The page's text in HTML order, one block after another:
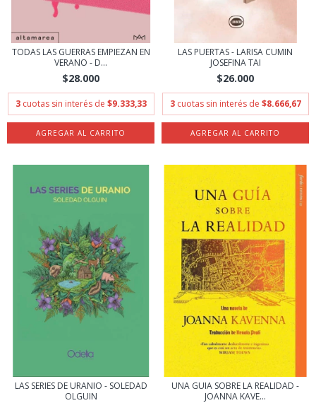
TODAS LAS GUERRAS EMPIEZAN EN
VERANO - D...
$28.000
3 cuotas sin interés de $9.333,33
LAS PUERTAS - LARISA CUMIN
JOSEFINA TAI
$26.000
3 cuotas sin interés de $8.666,67
LAS SERIES DE URANIO - SOLEDAD
OLGUIN
UNA GUIA SOBRE LA REALIDAD -
JOANNA KAVE...